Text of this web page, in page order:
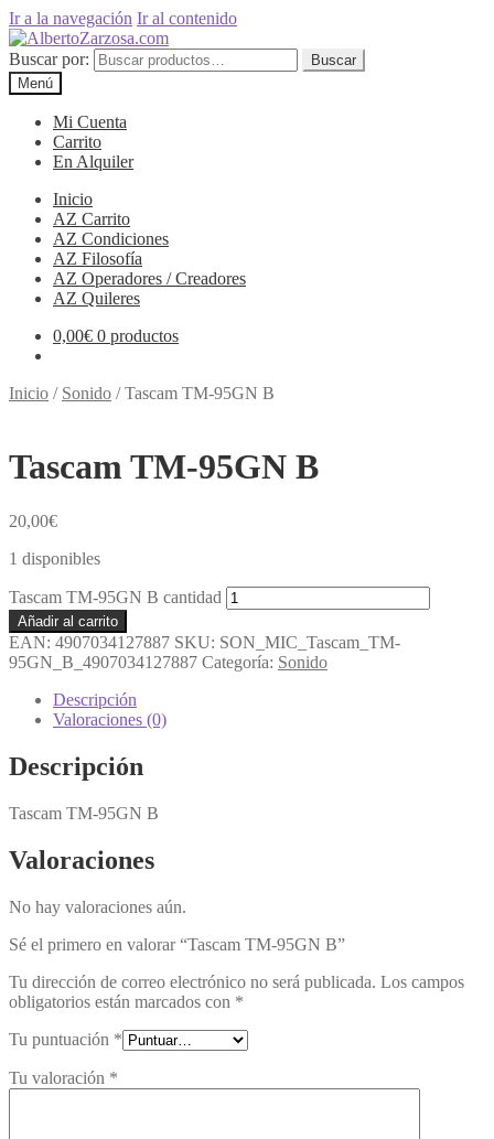
Ir a la navegación Ir al contenido
Buscar por:
Buscar
Menú
Mi Cuenta
Carrito
En Alquiler
Inicio
AZ Carrito
AZ Condiciones
AZ Filosofía
AZ Operadores / Creadores
AZ Quileres
0,00€ 0 productos
Inicio / Sonido /Tascam TM-95GN B
Tascam TM-95GN B
20,00€
1 disponibles
Tascam TM-95GN B cantidad
Añadir al carrito
EAN: 4907034127887 SKU: SON_MIC_Tascam_TM-
95GN_B_4907034127887 Categoría: Sonido
Descripción
Valoraciones (0)
Descripción
Tascam TM-95GN B
Valoraciones
No hay valoraciones aún.
Sé el primero en valorar “Tascam TM-95GN B”
Tu dirección de correo electrónico no será publicada. Los campos
obligatorios están marcados con *
Tu puntuación *
Tu valoración *